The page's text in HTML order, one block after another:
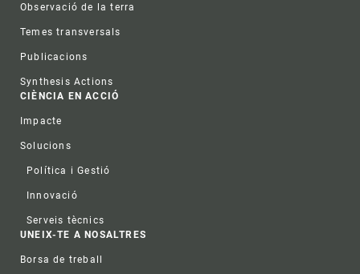
Observació de la terra
Temes transversals
Publicacions
Synthesis Actions
CIÈNCIA EN ACCIÓ
Impacte
Solucions
Política i Gestió
Innovació
Serveis tècnics
UNEIX-TE A NOSALTRES
Borsa de treball